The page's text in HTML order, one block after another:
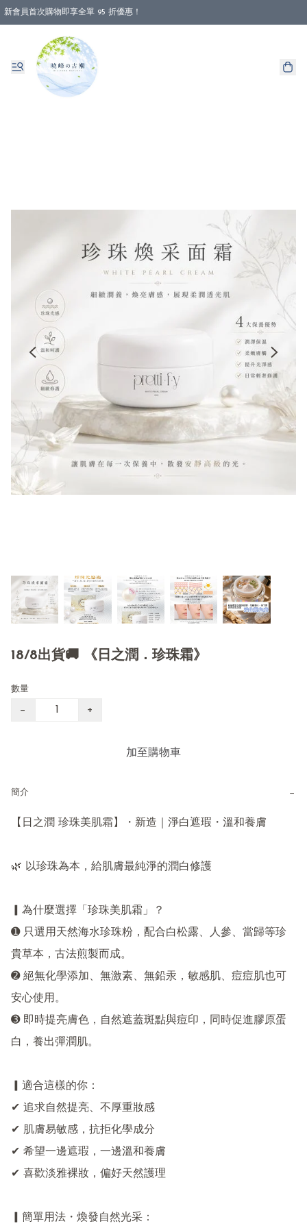
新會員首次購物即享全單 95 折優惠！
消費即享全單 88 折優惠！
18/8出貨🚚 《日之潤．珍珠霜》
數量
− +
加至購物車
簡介 −
【日之潤 珍珠美肌霜】・新造｜淨白遮瑕・溫和養膚
🌿 以珍珠為本，給肌膚最純淨的潤白修護
▎為什麼選擇「珍珠美肌霜」？
➊ 只選用天然海水珍珠粉，配合白松露、人參、當歸等珍
貴草本，古法煎製而成。
➋ 絕無化學添加、無激素、無鉛汞，敏感肌、痘痘肌也可
安心使用。
➌ 即時提亮膚色，自然遮蓋斑點與痘印，同時促進膠原蛋
白，養出彈潤肌。
▎適合這樣的你：
✔ 追求自然提亮、不厚重妝感
✔ 肌膚易敏感，抗拒化學成分
✔ 希望一邊遮瑕，一邊溫和養膚
✔ 喜歡淡雅裸妝，偏好天然護理
▎簡單用法・煥發自然光采：